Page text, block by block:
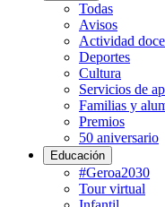
Todas
Avisos
Actividad
Deportes
Cultura
Servicios de
Familias y
Premios
50 aniversario
Educación
#Geroa2030
Tour virtual